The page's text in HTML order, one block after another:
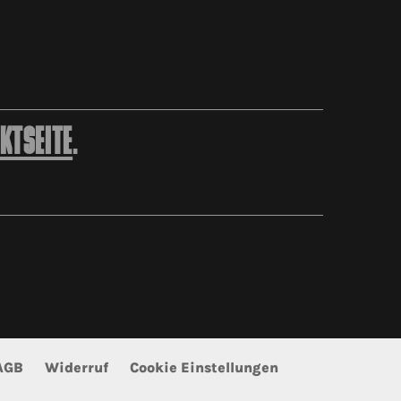
.
Widerruf Cookie Einstellungen